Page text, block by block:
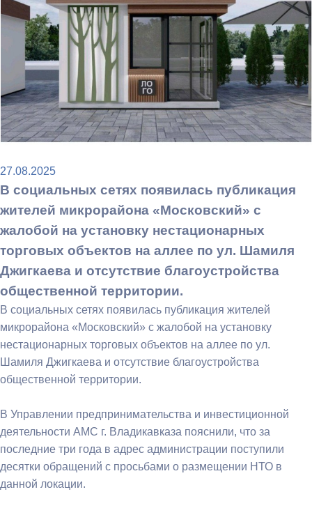
27.08.2025
В социальных сетях появилась публикация
жителей микрорайона «Московский» с
жалобой на установку нестационарных
торговых объектов на аллее по ул. Шамиля
Джигкаева и отсутствие благоустройства
общественной территории.
В социальных сетях появилась публикация жителей
микрорайона «Московский» с жалобой на установку
нестационарных торговых объектов на аллее по ул.
Шамиля Джигкаева и отсутствие благоустройства
общественной территории.
В Управлении предпринимательства и инвестиционной
деятельности АМС г. Владикавказа пояснили, что за
последние три года в адрес администрации поступили
десятки обращений с просьбами о размещении НТО в
данной локации.